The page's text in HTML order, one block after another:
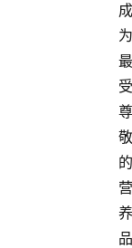
成
为
最
受
尊
敬
的
营
养
品